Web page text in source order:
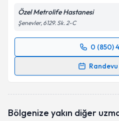
Özel Metrolife Hastanesi
Şenevler, 6129. Sk. 2-C
0 (850)
Randevu Takvimi
oluşturun. Size bu
Bölgenize yakın diğer